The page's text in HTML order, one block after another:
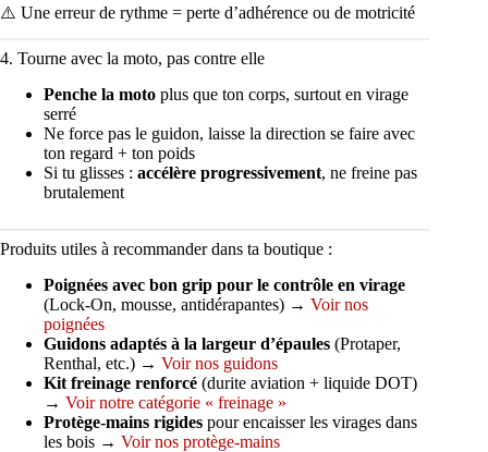
⚠️ Une erreur de rythme = perte d’adhérence ou de motricité
4. Tourne avec la moto, pas contre elle
Penche la moto plus que ton corps, surtout en virage
serré
Ne force pas le guidon, laisse la direction se faire avec
ton regard + ton poids
Si tu glisses : accélère progressivement, ne freine pas
brutalement
Produits utiles à recommander dans ta boutique :
Poignées avec bon grip pour le contrôle en virage
(Lock-On, mousse, antidérapantes) → Voir nos
poignées
Guidons adaptés à la largeur d’épaules (Protaper,
Renthal, etc.) → Voir nos guidons
Kit freinage renforcé (durite aviation + liquide DOT)
→ Voir notre catégorie « freinage »
Protège-mains rigides pour encaisser les virages dans
les bois → Voir nos protège-mains